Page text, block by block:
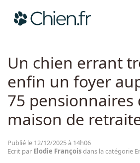
Races
Guides
CHIEN.FR ACTUALITÉS
Un chien errant
enfin un foyer
75 pensionnaires
maison de
Publié le 12/12/2025 à 14h06
Ecrit par Elodie Françoisdans la catégorie